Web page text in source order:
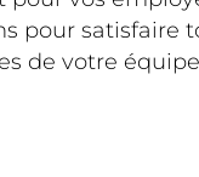
pour satisfaire
de votre